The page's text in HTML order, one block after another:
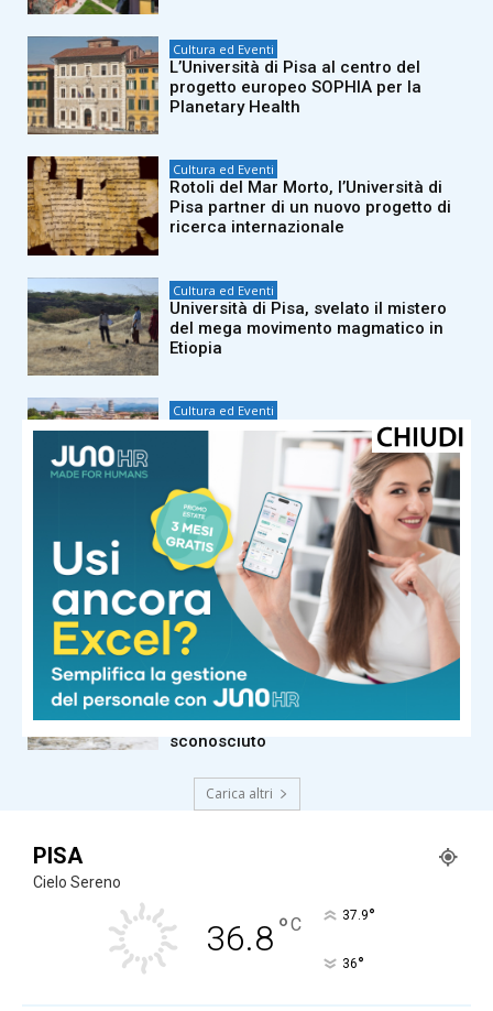
Cultura ed Eventi
L’Università di Pisa al centro del
progetto europeo SOPHIA per la
Planetary Health
Cultura ed Eventi
Rotoli del Mar Morto, l’Università di
Pisa partner di un nuovo progetto di
ricerca internazionale
Cultura ed Eventi
Università di Pisa, svelato il mistero
del mega movimento magmatico in
Etiopia
Cultura ed Eventi
L’Università di Pisa premiata dal
Circolo Filippo Mazzei per
l’accoglienza agli studenti
internazionali
Cultura ed Eventi
Protesi robotica, dalla Scuola
Sant’Anna una nuova interfaccia a
controllo magnetico per il ripristino
della cinestesia
Cultura ed Eventi
L’anello mancante del Sistema
solare: una pioggia di polveri
cosmiche svela un asteroide
sconosciuto
Carica altri
PISA
Cielo Sereno
36.8°C 37.9°
36°